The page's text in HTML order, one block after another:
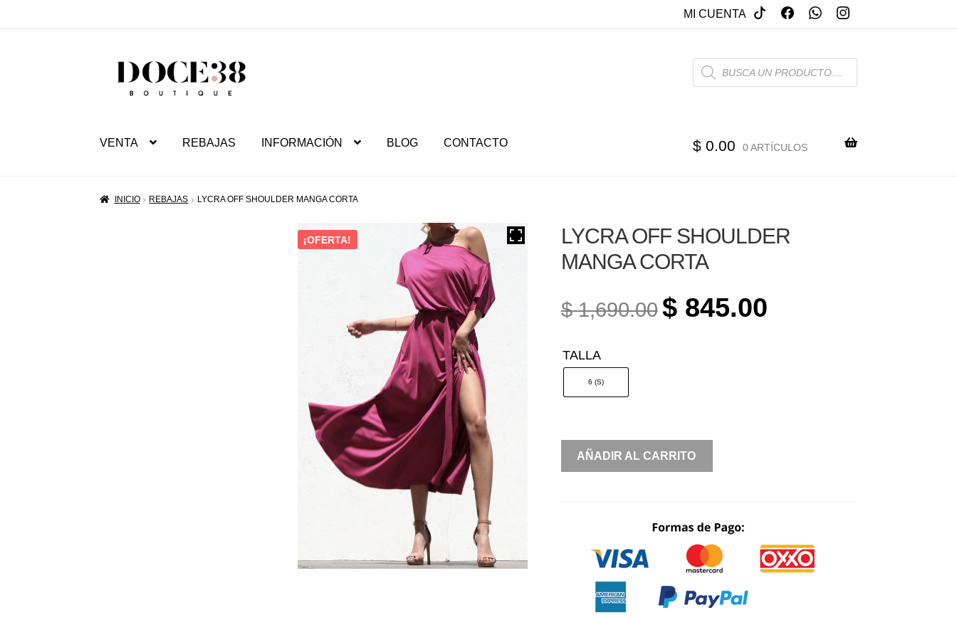
MI CUENTA
SALTAR
PRODUCTS
SEARCH
VENTA REBAJAS INFORMACIÓN BLOG CONTACTO $0.00 0 ARTÍCULOS
INICIO REBAJAS LYCRA OFF SHOULDER MANGA CORTA
¡OFERTA!
LYCRA OFF SHOULDER
MANGA CORTA
$1,690.00 ORIGINAL
PRICE
$845.00
TALLA
6 (S)
LYCRA
OFF
CANTIDAD
AÑADIR AL CARRITO